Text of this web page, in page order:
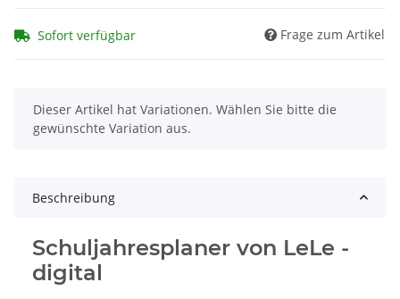
Sofort verfügbar Frage zum Artikel
x
Dieser Artikel hat Variationen. Wählen Sie bitte die
gewünschte Variation aus.
Beschreibung
Schuljahresplaner von LeLe -
digital